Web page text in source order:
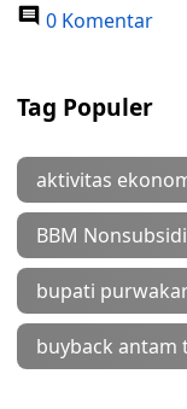
0 Komentar
Tag Populer
aktivitas
BBM Nonsubsidi
bupati
buyback antam